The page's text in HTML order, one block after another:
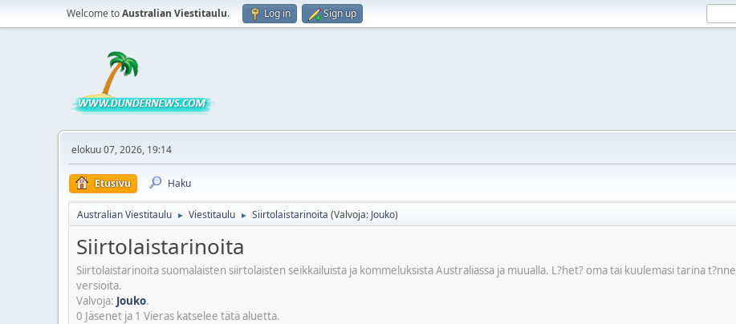
Welcome toAustralian Viestitaulu. Log in Sign up
elokuu 07, 2026, 19:14
Etusivu Haku
Australian Viestitaulu ► Viestitaulu ► Siirtolaistarinoita (Valvoja: Jouko)
Siirtolaistarinoita
Siirtolaistarinoita suomalaisten siirtolaisten seikkailuista ja kommeluksista Australiassa ja muualla. L?het? oma tai kuulemasi tarina
versioita.
Valvoja: Jouko.
0 Jäsenet ja 1 Vieras katselee tätä aluetta.